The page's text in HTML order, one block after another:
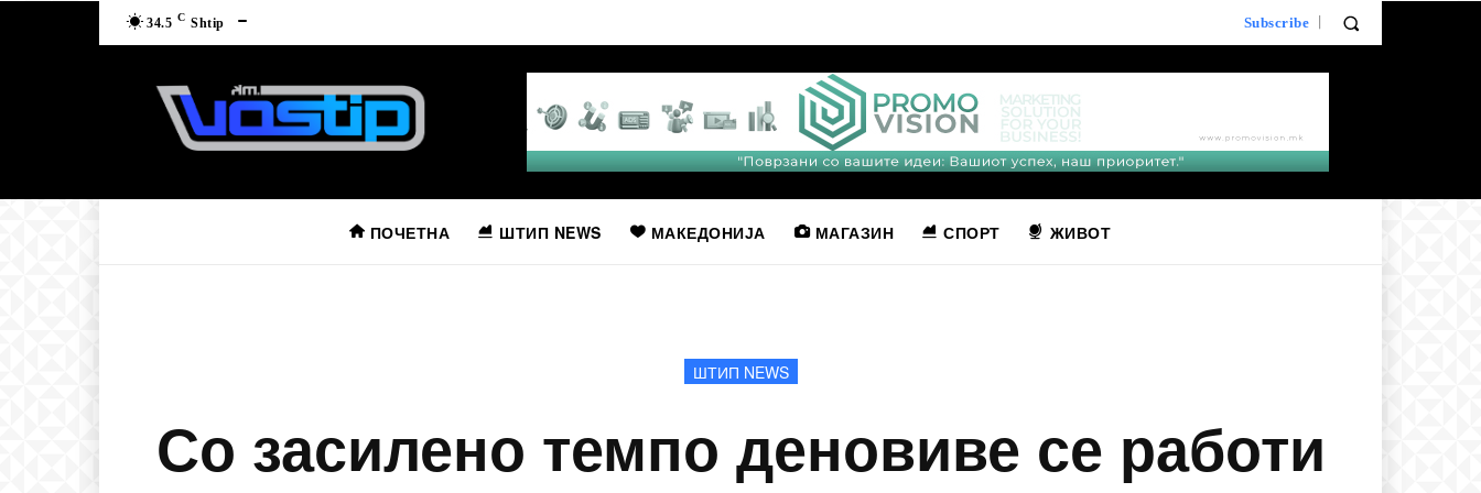
34.5 C Shtip Subscribe
ПОЧЕТНА ШТИП NEWS МАКЕДОНИЈА МАГАЗИН СПОРТ ЖИВОТ
ШТИП NEWS
Со засилено темпо деновиве се работи